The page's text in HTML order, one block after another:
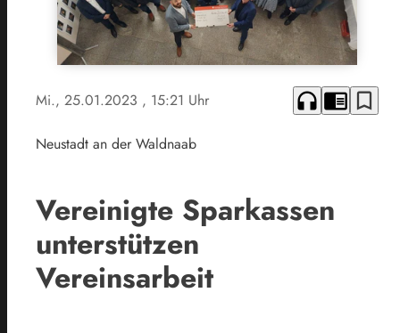
Mi., 25.01.2023 , 15:21 Uhr headphones chrome_reader_mode bookmark_border
Neustadt an der Waldnaab
Vereinigte Sparkassen
unterstützen
Vereinsarbeit